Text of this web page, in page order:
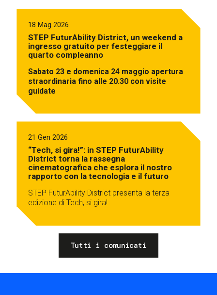
18 Mag 2026
STEP FuturAbility District, un weekend a
ingresso gratuito per festeggiare il
quarto compleanno
Sabato 23 e domenica 24 maggio apertura
straordinaria fino alle 20.30 con visite
guidate
21 Gen 2026
“Tech, si gira!”: in STEP FuturAbility
District torna la rassegna
cinematografica che esplora il nostro
rapporto con la tecnologia e il futuro
STEP FuturAbility District presenta la terza
edizione di Tech, si gira!
Tutti i comunicati